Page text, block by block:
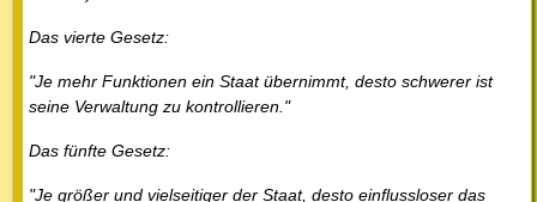
Das vierte Gesetz:
"Je mehr Funktionen ein Staat übernimmt, desto schwerer ist
seine Verwaltung zu kontrollieren."
Das fünfte Gesetz:
"Je größer und vielseitiger der Staat, desto einflussloser das